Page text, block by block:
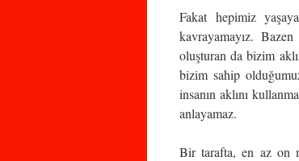
Fakat hepimiz
kavrayamayız.
oluşturan da bizim
bizim sahip
insanın aklını
anlayamaz.
Bir tarafta, en az on